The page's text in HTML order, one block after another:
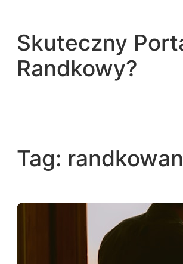
treści
Skuteczny
Randkowy?
Tag: